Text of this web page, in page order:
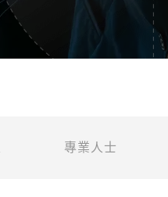
專業人士